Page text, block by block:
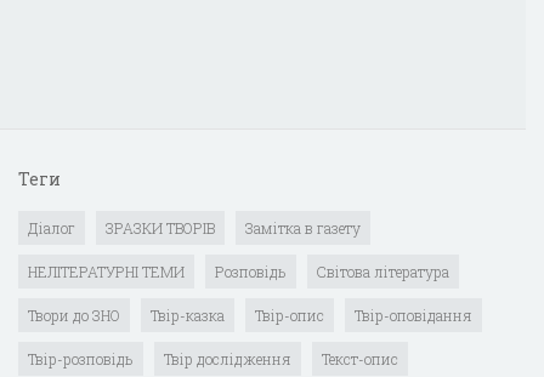
Теги
Діалог ЗРАЗКИ ТВОРІВ Замітка в газету
НЕЛІТЕРАТУРНІ ТЕМИ Розповідь Світова література
Твори до ЗНО Твір-казка Твір-опис Твір-оповідання
Твір-розповідь Твір дослідження Текст-опис